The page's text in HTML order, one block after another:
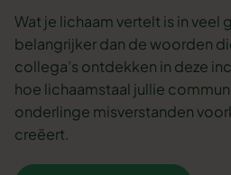
Wat je lichaam vertelt is in veel
belangrijker dan de woorden
collega’s ontdekken in deze
hoe lichaamstaal jullie
onderlinge misverstanden
creëert.